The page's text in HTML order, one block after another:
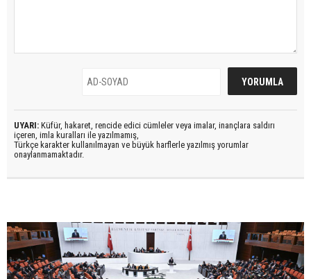
UYARI: Küfür, hakaret, rencide edici cümleler veya imalar, inançlara saldırı
içeren, imla kuralları ile yazılmamış,
Türkçe karakter kullanılmayan ve büyük harflerle yazılmış yorumlar
onaylanmamaktadır.